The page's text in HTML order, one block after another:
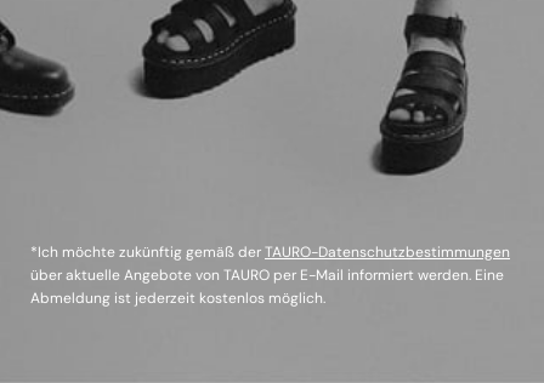
*Ich möchte zukünftig gemäß derTAURO-Datenschutzbestimmungen
über aktuelle Angebote von TAURO per E-Mail informiert werden. Eine
Abmeldung ist jederzeit kostenlos möglich.